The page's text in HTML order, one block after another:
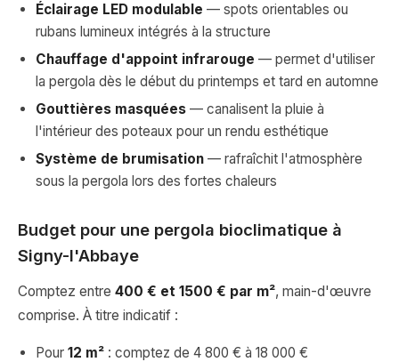
Éclairage LED modulable — spots orientables ou
rubans lumineux intégrés à la structure
Chauffage d'appoint infrarouge — permet d'utiliser
la pergola dès le début du printemps et tard en automne
Gouttières masquées — canalisent la pluie à
l'intérieur des poteaux pour un rendu esthétique
Système de brumisation — rafraîchit l'atmosphère
sous la pergola lors des fortes chaleurs
Budget pour une pergola bioclimatique à
Signy-l'Abbaye
Comptez entre 400 € et 1500 € par m², main-d'œuvre
comprise. À titre indicatif :
Pour 12 m² : comptez de 4 800 € à 18 000 €